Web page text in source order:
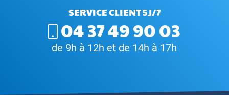
SERVICE CLIENT 5J/7
04 37 49 90 03
de 9h à 12h et de 14h à 17h